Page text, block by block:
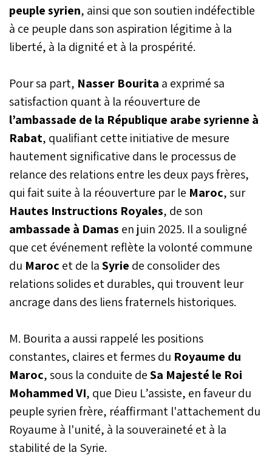
peuple syrien, ainsi que son soutien indéfectible
à ce peuple dans son aspiration légitime à la
liberté, à la dignité et à la prospérité.
Pour sa part, Nasser Bourita a exprimé sa
satisfaction quant à la réouverture de
l’ambassade de la République arabe syrienne à
Rabat, qualifiant cette initiative de mesure
hautement significative dans le processus de
relance des relations entre les deux pays frères,
qui fait suite à la réouverture par le Maroc, sur
Hautes Instructions Royales, de son
ambassade à Damas en juin 2025. Il a souligné
que cet événement reflète la volonté commune
du Maroc et de laSyrie de consolider des
relations solides et durables, qui trouvent leur
ancrage dans des liens fraternels historiques.
M. Bourita a aussi rappelé les positions
constantes, claires et fermes du Royaume du
Maroc, sous la conduite deSa Majesté le Roi
Mohammed VI, que Dieu L’assiste, en faveur du
peuple syrien frère, réaffirmant l'attachement du
Royaume à l'unité, à la souveraineté et à la
stabilité de la Syrie.